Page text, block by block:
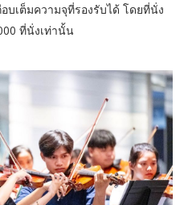
บเต็มความจุที่รองรับได้ โดยที่นั่ง
ที่นั่งเท่านั้น